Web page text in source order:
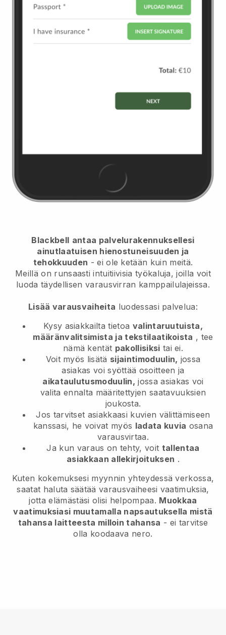
Blackbell antaa palvelurakennuksellesi
ainutlaatuisen hienostuneisuuden ja
tehokkuuden - ei ole ketään kuin meitä.
Meillä on runsaasti intuitiivisia työkaluja, joilla voit
luoda täydellisen varausvirran kamppailulajeissa.
Lisää varausvaiheita luodessasi palvelua:
Kysy asiakkailta tietoa valintaruutuista,
määränvalitsimista ja tekstilaatikoista , tee
nämä kentät pakollisiksi tai ei.
Voit myös lisätä sijaintimoduulin, jossa
asiakas voi syöttää osoitteen ja
aikataulutusmoduulin, jossa asiakas voi
valita ennalta määritettyjen saatavuuksien
joukosta.
Jos tarvitset asiakkaasi kuvien välittämiseen
kanssasi, he voivat myös ladata kuvia osana
varausvirtaa.
Ja kun varaus on tehty, voit tallentaa
asiakkaan allekirjoituksen .
Kuten kokemuksesi myynnin yhteydessä verkossa,
saatat haluta säätää varausvaiheesi vaatimuksia,
jotta elämästäsi olisi helpompaa. Muokkaa
vaatimuksiasi muutamalla napsautuksella mistä
tahansa laitteesta milloin tahansa - ei tarvitse
olla koodaava nero.